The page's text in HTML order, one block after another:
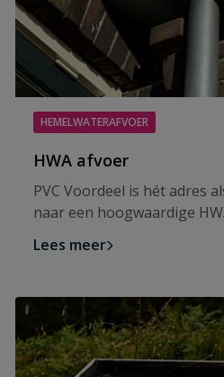
HEMELWATERAFVOER
HWA afvoer
PVC Voordeel is hét adres
naar een hoogwaardige
Lees meer